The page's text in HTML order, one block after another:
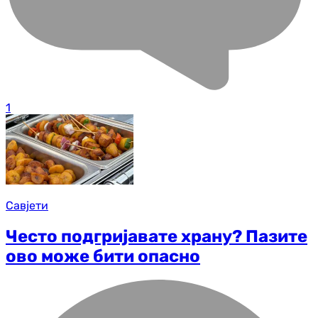
1
Савјети
Често подгријавате храну? Пазите
ово може бити опасно